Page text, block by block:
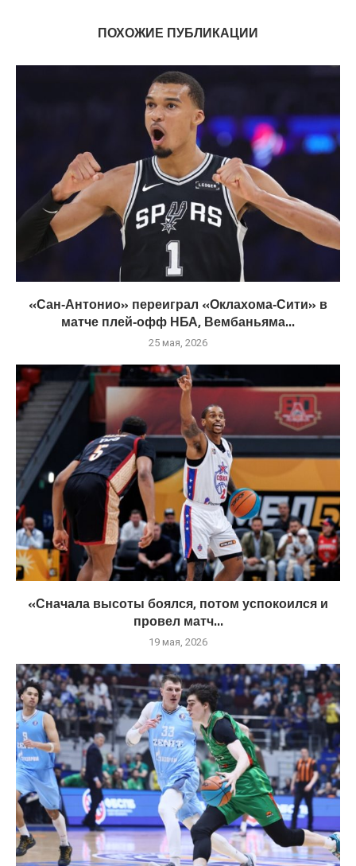
ПОХОЖИЕ ПУБЛИКАЦИИ
«Сан‑Антонио» переиграл «Оклахома‑Сити» в
матче плей‑офф НБА, Вембаньяма...
25 мая, 2026
«Сначала высоты боялся, потом успокоился и
провел матч...
19 мая, 2026